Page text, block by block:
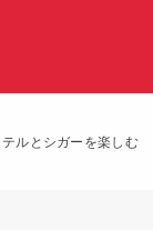
ルとシガーを楽しむ